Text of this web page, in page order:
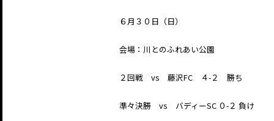
６月３０日（日）
会場：川とのふれあい公園
２回戦 vs 藤沢FC ４-２ 勝ち
準々決勝 vs バディーSC ０-２ 負け